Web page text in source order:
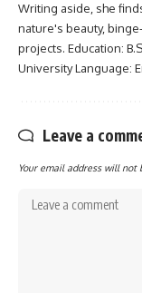
Writing aside, she
nature's beauty,
projects. Education:
University Language:
Leave a
Your email address will not